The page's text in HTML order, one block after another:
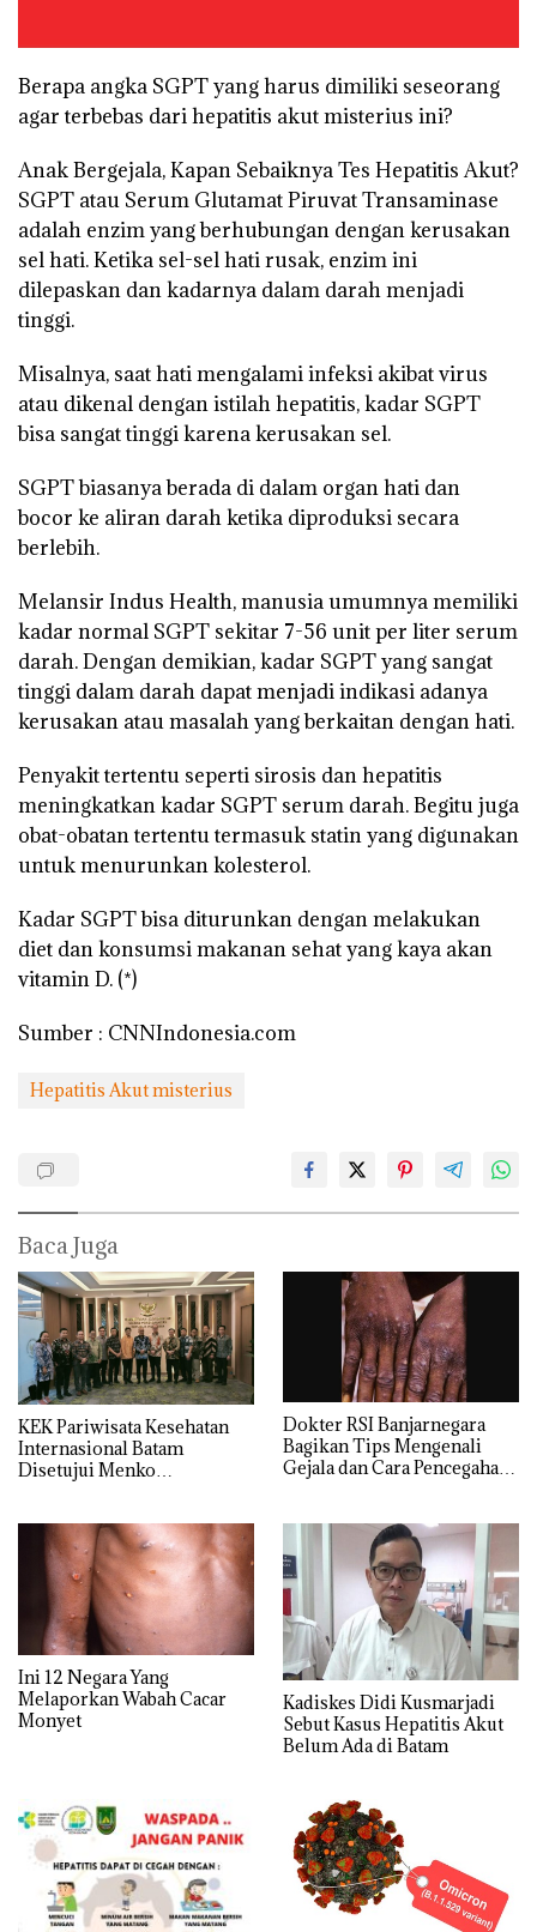
Berapa angka SGPT yang harus dimiliki seseorang
agar terbebas dari hepatitis akut misterius ini?
Anak Bergejala, Kapan Sebaiknya Tes Hepatitis Akut?
SGPT atau Serum Glutamat Piruvat Transaminase
adalah enzim yang berhubungan dengan kerusakan
sel hati. Ketika sel-sel hati rusak, enzim ini
dilepaskan dan kadarnya dalam darah menjadi
tinggi.
Misalnya, saat hati mengalami infeksi akibat virus
atau dikenal dengan istilah hepatitis, kadar SGPT
bisa sangat tinggi karena kerusakan sel.
SGPT biasanya berada di dalam organ hati dan
bocor ke aliran darah ketika diproduksi secara
berlebih.
Melansir Indus Health, manusia umumnya memiliki
kadar normal SGPT sekitar 7-56 unit per liter serum
darah. Dengan demikian, kadar SGPT yang sangat
tinggi dalam darah dapat menjadi indikasi adanya
kerusakan atau masalah yang berkaitan dengan hati.
Penyakit tertentu seperti sirosis dan hepatitis
meningkatkan kadar SGPT serum darah. Begitu juga
obat-obatan tertentu termasuk statin yang digunakan
untuk menurunkan kolesterol.
Kadar SGPT bisa diturunkan dengan melakukan
diet dan konsumsi makanan sehat yang kaya akan
vitamin D. (*)
Sumber : CNNIndonesia.com
Hepatitis Akut misterius
Baca Juga
KEK Pariwisata Kesehatan
Internasional Batam
Disetujui Menko
triliun
Dokter RSI Banjarnegara
Bagikan Tips Mengenali
Gejala dan Cara Pencegahan
Ini 12 Negara Yang
Melaporkan Wabah Cacar
Monyet
Kadiskes Didi Kusmarjadi
Sebut Kasus Hepatitis Akut
Belum Ada di Batam